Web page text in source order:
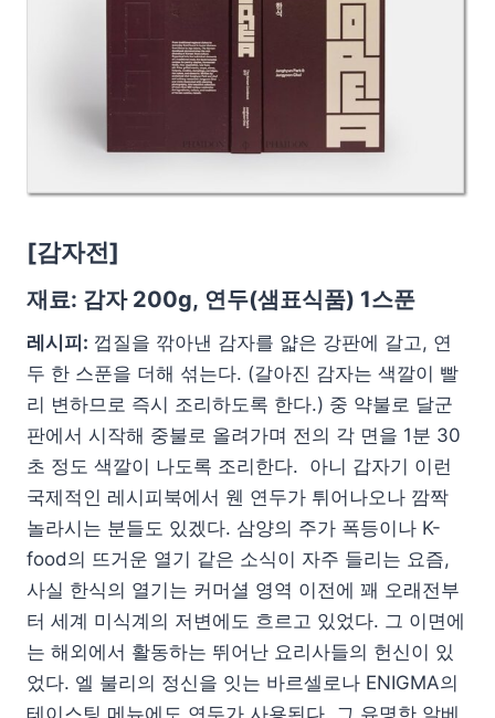
[감자전]
재료: 감자 200g, 연두(샘표식품) 1스푼
레시피: 껍질을 깎아낸 감자를 얇은 강판에 갈고, 연
두 한 스푼을 더해 섞는다. (갈아진 감자는 색깔이 빨
리 변하므로 즉시 조리하도록 한다.) 중 약불로 달군
판에서 시작해 중불로 올려가며 전의 각 면을 1분 30
초 정도 색깔이 나도록 조리한다. 아니 갑자기 이런
국제적인 레시피북에서 웬 연두가 튀어나오나 깜짝
놀라시는 분들도 있겠다. 삼양의 주가 폭등이나 K-
food의 뜨거운 열기 같은 소식이 자주 들리는 요즘,
사실 한식의 열기는 커머셜 영역 이전에 꽤 오래전부
터 세계 미식계의 저변에도 흐르고 있었다. 그 이면에
는 해외에서 활동하는 뛰어난 요리사들의 헌신이 있
었다. 엘 불리의 정신을 잇는 바르셀로나 ENIGMA의
테이스팅 메뉴에도 연두가 사용된다. 그 유명한 알베